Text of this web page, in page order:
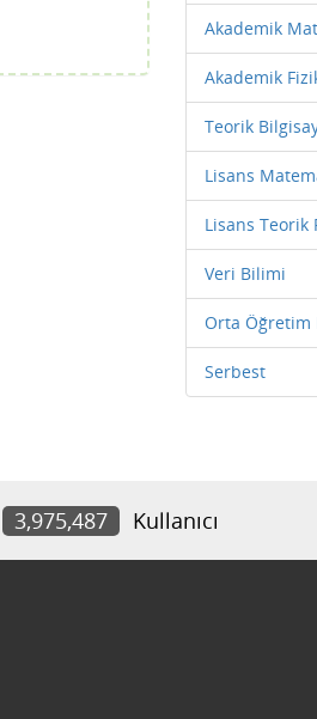
Akademik
Akademik
Teorik
Lisans
Lisans Teorik
Veri Bilimi
Orta Öğretim
Serbest
3,975,487 Kullanıcı